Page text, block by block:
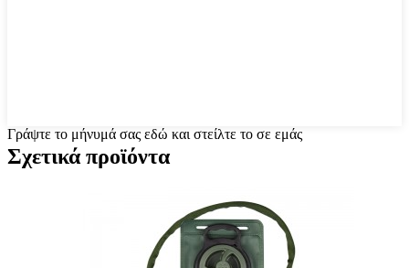
Γράψτε το μήνυμά σας εδώ και στείλτε το σε εμάς
Σχετικά προϊόντα